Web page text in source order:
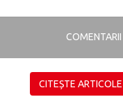
COMENTARII
CITEȘTE